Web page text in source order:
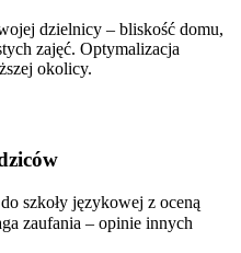
dzielnicy – bliskość domu,
zajęć. Optymalizacja
okolicy.
szkoły językowej z oceną
zaufania – opinie innych